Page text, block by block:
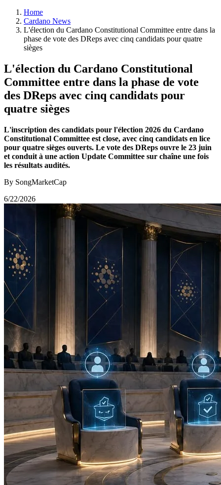
Home
Cardano News
L'élection du Cardano Constitutional Committee entre dans la
phase de vote des DReps avec cinq candidats pour quatre
sièges
L'élection du Cardano Constitutional
Committee entre dans la phase de vote
des DReps avec cinq candidats pour
quatre sièges
L'inscription des candidats pour l'élection 2026 du Cardano
Constitutional Committee est close, avec cinq candidats en lice
pour quatre sièges ouverts. Le vote des DReps ouvre le 23 juin
et conduit à une action Update Committee sur chaîne une fois
les résultats audités.
By SongMarketCap
6/22/2026